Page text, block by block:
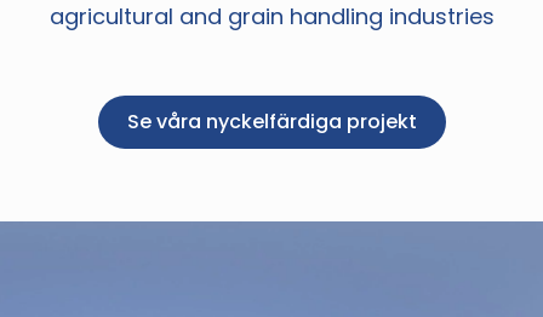
agricultural and grain handling industries
Se våra nyckelfärdiga projekt